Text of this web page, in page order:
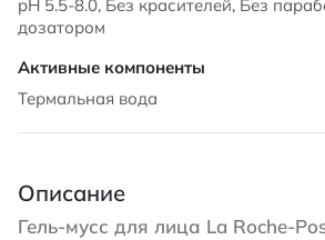
pH 5.5-8.0, Без красителей, Без
дозатором
Термальная вода
Описание
Гель-мусс для лица La Roche-